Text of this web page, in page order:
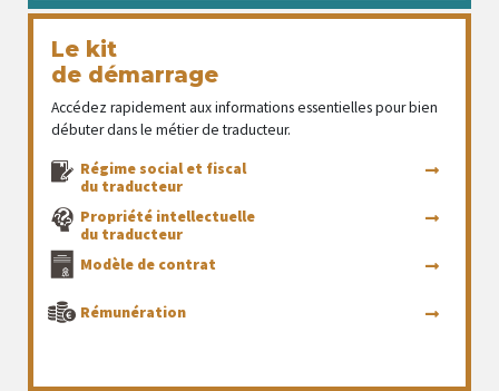
Le kit
de démarrage
Accédez rapidement aux informations essentielles pour bien
débuter dans le métier de traducteur.
Régime social et fiscal
du traducteur
Propriété intellectuelle
du traducteur
Modèle de contrat
Rémunération